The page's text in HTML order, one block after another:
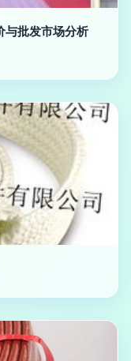
与批发市场分析